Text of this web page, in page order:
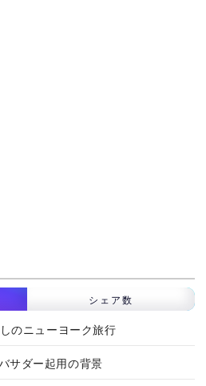
シェア数
のニューヨーク旅行
サダー起用の背景